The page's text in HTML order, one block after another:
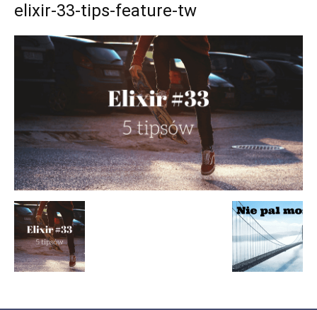
elixir-33-tips-feature-tw